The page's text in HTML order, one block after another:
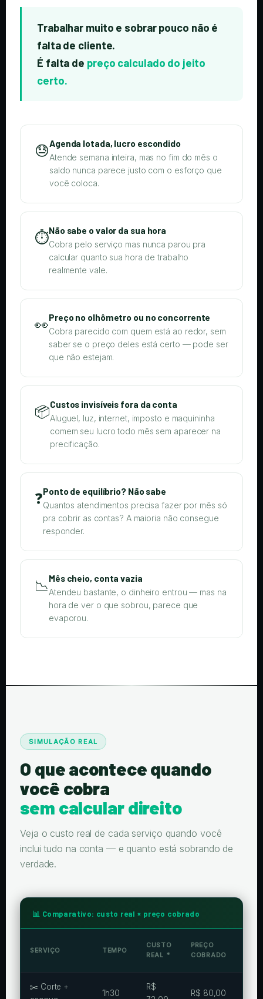
Trabalhar muito e sobrar pouco não é
falta de cliente.
É falta de preço calculado do jeito
certo.
😓Agenda lotada, lucro escondido
Atende semana inteira, mas no fim do mês o
saldo nunca parece justo com o esforço que
você coloca.
⏱️Não sabe o valor da sua hora
Cobra pelo serviço mas nunca parou pra
calcular quanto sua hora de trabalho
realmente vale.
👀Preço no olhômetro ou no concorrente
Cobra parecido com quem está ao redor, sem
saber se o preço deles está certo — pode ser
que não estejam.
📦Custos invisíveis fora da conta
Aluguel, luz, internet, imposto e maquininha
comem seu lucro todo mês sem aparecer na
precificação.
❓Ponto de equilíbrio? Não sabe
Quantos atendimentos precisa fazer por mês só
pra cobrir as contas? A maioria não consegue
responder.
📉Mês cheio, conta vazia
Atendeu bastante, o dinheiro entrou — mas na
hora de ver o que sobrou, parece que
evaporou.
SIMULAÇÃO REAL
O que acontece quando
você cobra
sem calcular direito
Veja o custo real de cada serviço quando você
inclui tudo na conta — e quanto está sobrando de
verdade.
📊 Comparativo: custo real × preço cobrado
SERVIÇO TEMPO
CUSTO
REAL *
PREÇO
COBRADO
✂️ Corte +
1h30
R$
R$ 80,00